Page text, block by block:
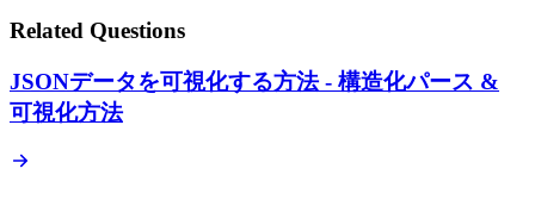
Related Questions
JSONデータを可視化する方法 - 構造化パース &
可視化方法